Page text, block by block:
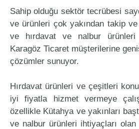
Sahip olduğu sektör tecrübesi
ve ürünleri çok yakından takip
ve hırdavat ve nalbur ürünleri
Karagöz Ticaret müşterilerine
çözümler sunuyor.
Hırdavat ürünleri ve çeşitleri
iyi fiyatla hizmet vermeye
özellikle Kütahya ve yakınları
ve nalbur ürünleri ihtiyaçları